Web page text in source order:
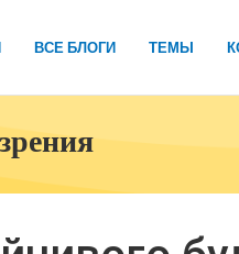
ВСЕ БЛОГИ ТЕМЫ